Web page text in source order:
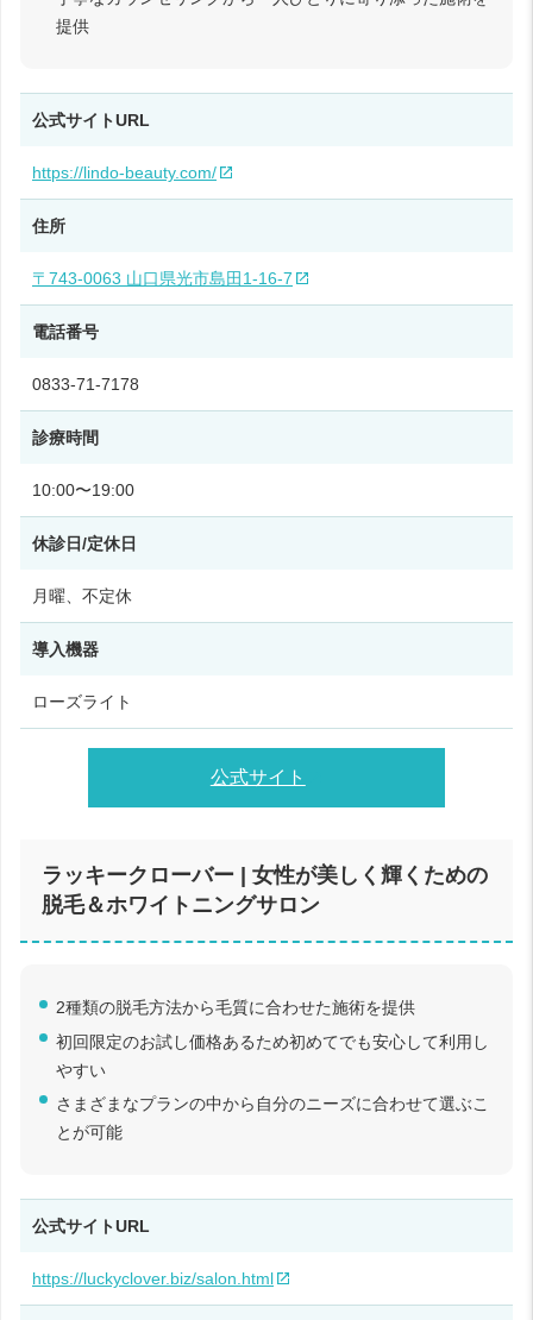
提供
公式サイトURL
https://lindo-beauty.com/
住所
〒743-0063 山口県光市島田1‑16‑7
電話番号
0833‑71‑7178
診療時間
10:00〜19:00
休診日/定休日
月曜、不定休
導入機器
ローズライト
公式サイト
ラッキークローバー | 女性が美しく輝くための
脱毛＆ホワイトニングサロン
2種類の脱毛方法から毛質に合わせた施術を提供
初回限定のお試し価格あるため初めてでも安心して利用し
やすい
さまざまなプランの中から自分のニーズに合わせて選ぶこ
とが可能
公式サイトURL
https://luckyclover.biz/salon.html